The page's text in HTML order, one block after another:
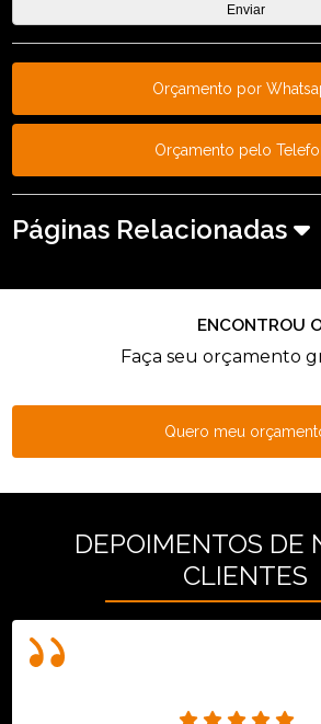
Orçamento por
Orçamento pelo
Páginas Relacionadas
ENCONTROU
Faça seu orçamento
Quero meu
DEPOIMENTOS DE
CLIENTES